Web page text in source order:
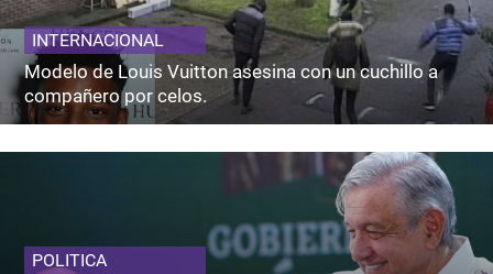
INTERNACIONAL
Modelo de Louis Vuitton asesina con un cuchillo a
compañero por celos.
POLITICA